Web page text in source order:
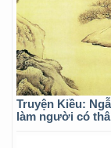
Truyện Kiều:
làm người có